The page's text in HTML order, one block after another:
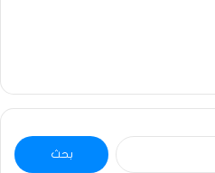
البحث
عن: